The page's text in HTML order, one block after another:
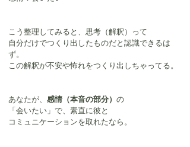
こう整理してみると、思考（解釈）って
自分だけでつくり出したものだと認識できるは
ず。
この解釈が不安や怖れをつくり出しちゃってる。
あなたが、 感情（本音の部分） の
「会いたい」で、素直に彼と
コミュニケーションを取れたなら。